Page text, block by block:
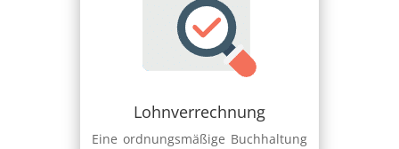
Lohnverrechnung
Eine ordnungsmäßige Buchhaltung